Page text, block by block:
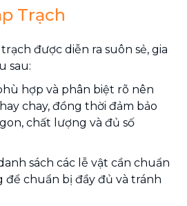
Trạch
được diễn ra suôn sẻ, gia
sau:
hợp và phân biệt rõ nên
chay, đồng thời đảm bảo
chất lượng và đủ số
sách các lễ vật cần chuẩn
để chuẩn bị đầy đủ và tránh